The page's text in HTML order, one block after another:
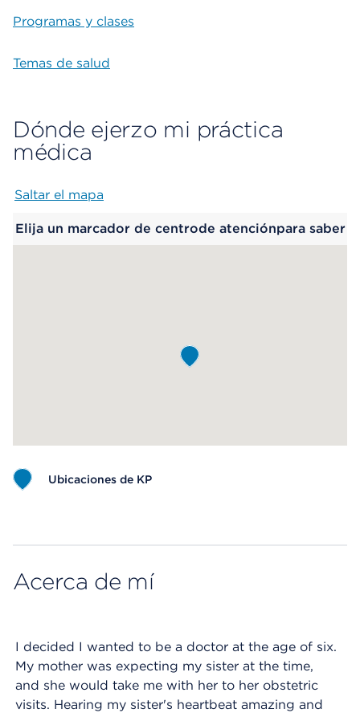
Programas y clases
Temas de salud
Dónde ejerzo mi práctica
médica
Saltar el mapa
Elija un marcador de centrode atenciónpara saber
Ubicaciones de KP
Acerca de mí
I decided I wanted to be a doctor at the age of six.
My mother was expecting my sister at the time,
and she would take me with her to her obstetric
visits. Hearing my sister's heartbeat amazing and